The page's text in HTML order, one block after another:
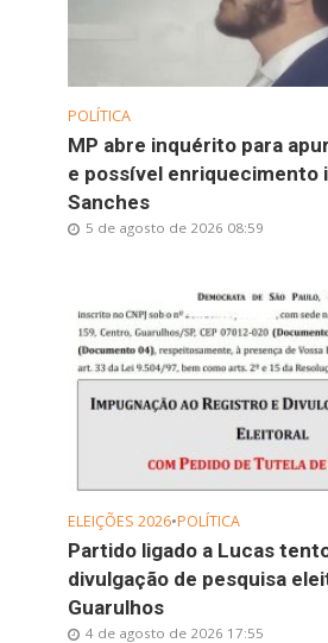
POLÍTICA
MP abre inquérito para
e possível enriquecimento
Sanches
5 de agosto de 2026 08:59
ELEIÇÕES 2026•POLÍTICA
Partido ligado a Lucas
divulgação de pesquisa
Guarulhos
4 de agosto de 2026 17:55